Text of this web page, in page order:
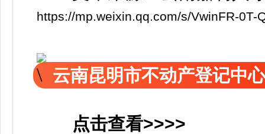
https://mp.weixin.qq.com/s/VwinFR-0T-
云南昆明市不动产登记中
点击查看>>>>